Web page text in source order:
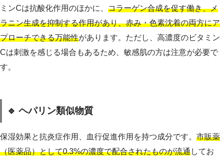
ミンCは抗酸化作用のほかに、 コラーゲン合成を促す働き、メ
ラニン生成を抑制する作用があり、赤み・色素沈着の両方にア
プローチできる万能性があります。ただし、高濃度のビタミン
Cは刺激を感じる場合もあるため、敏感肌の方は注意が必要で
す。
🔹 ヘパリン類似物質
保湿効果と抗炎症作用、血行促進作用を持つ成分です。 市販薬
（医薬品）として0.3%の濃度で配合されたものが流通してお